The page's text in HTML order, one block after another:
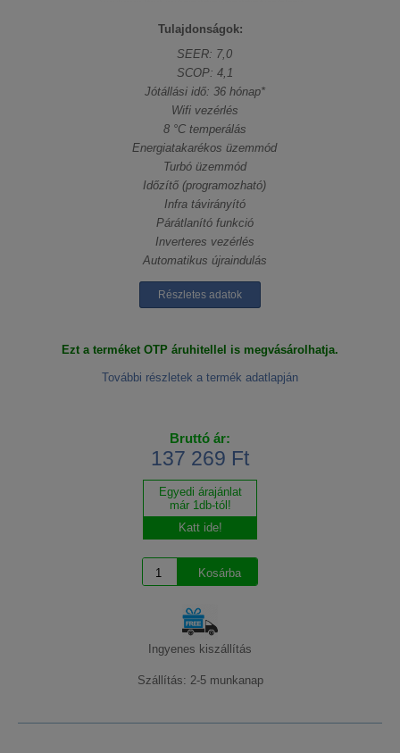
Tulajdonságok:
SEER: 7,0
SCOP: 4,1
Jótállási idő: 36 hónap*
Wifi vezérlés
8 °C temperálás
Energiatakarékos üzemmód
Turbó üzemmód
Időzítő (programozható)
Infra távirányító
Párátlanító funkció
Inverteres vezérlés
Automatikus újraindulás
Részletes adatok
Ezt a terméket OTP áruhitellel is megvásárolhatja.
További részletek a termék adatlapján
Bruttó ár:
137 269 Ft
Egyedi árajánlat
már 1db-tól!
Katt ide!
Ingyenes kiszállítás
Szállítás: 2-5 munkanap